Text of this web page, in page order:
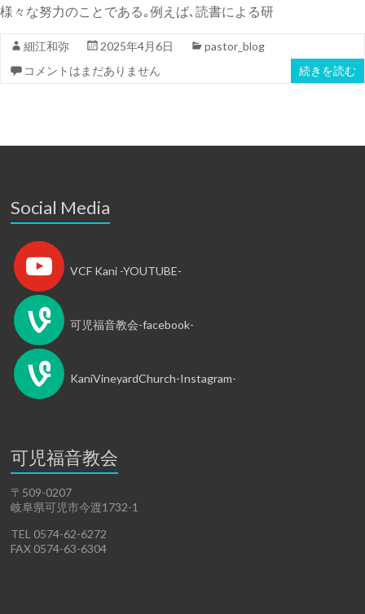
様々な努力のことである｡例えば､読書による研
細江和弥 2025年4月6日
pastor_blog
コメントはまだありません
続きを読む
Social Media
VCF Kani -YOUTUBE-
可児福音教会-facebook-
KaniVineyardChurch-Instagram-
可児福音教会
〒509-0207
岐阜県可児市今渡1732-1
TEL 0574-62-6272
FAX 0574-63-6304